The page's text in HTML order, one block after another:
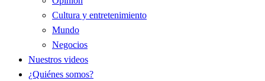
Cultura y entretenimiento
Mundo
Negocios
Nuestros videos
¿Quiénes somos?